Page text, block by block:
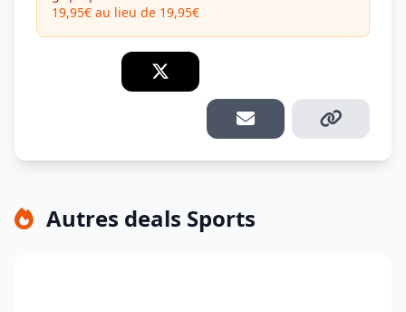
19,95€ au lieu de 19,95€
Autres deals Sports